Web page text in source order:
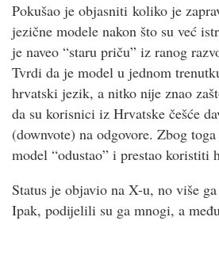
Pokušao je objasniti koliko je
jezične modele nakon što su već
je naveo “staru priču” iz ranog
Tvrdi da je model u jednom
hrvatski jezik, a nitko nije znao
da su korisnici iz Hrvatske češće
(downvote) na odgovore. Zbog
model “odustao” i prestao koristiti
Status je objavio na X-u, no više
Ipak, podijelili su ga mnogi, a